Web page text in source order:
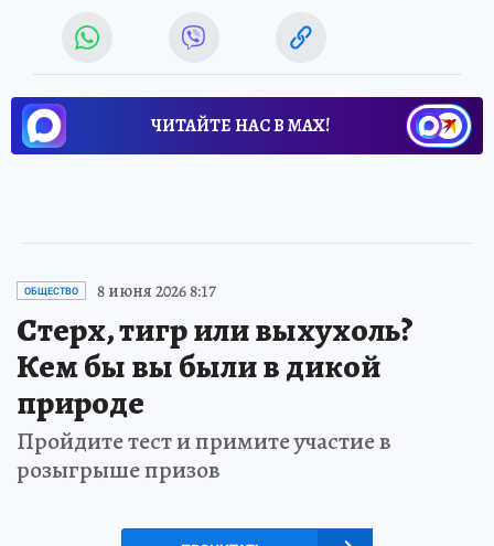
ЧИТАЙТЕ НАС В МАХ!
ОБЩЕСТВО 8 июня 2026 8:17
Стерх, тигр или выхухоль?
Кем бы вы были в дикой
природе
Пройдите тест и примите участие в
розыгрыше призов